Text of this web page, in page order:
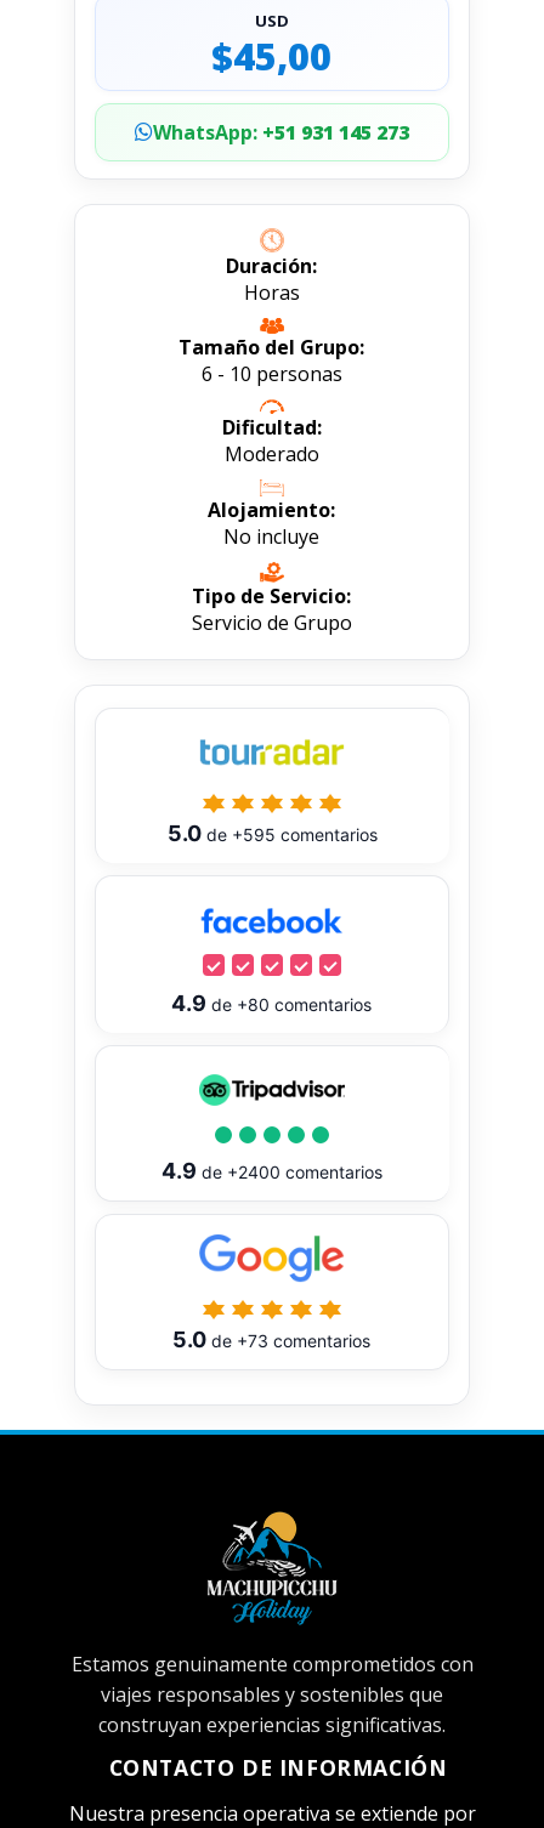
USD
$45,00
WhatsApp:+51 931 145 273
Duración:
Horas
Tamaño del Grupo:
6 - 10 personas
Dificultad:
Moderado
Alojamiento:
No incluye
Tipo de Servicio:
Servicio de Grupo
5.0de +595 comentarios
4.9 de +80 comentarios
4.9 de +2400 comentarios
5.0 de +73 comentarios
Estamos genuinamente comprometidos con
viajes responsables y sostenibles que
construyan experiencias significativas.
CONTACTO DE INFORMACIÓN
Nuestra presencia operativa se extiende por